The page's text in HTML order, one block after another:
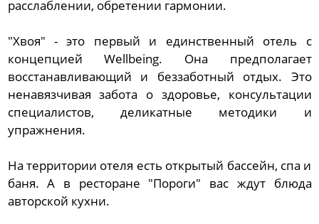
расслаблении, обретении гармонии.
"Хвоя" - это первый и единственный отель с
концепцией Wellbeing. Она предполагает
восстанавливающий и беззаботный отдых. Это
ненавязчивая забота о здоровье, консультации
специалистов, деликатные методики и
упражнения.
На территории отеля есть открытый бассейн, спа и
баня. А в ресторане "Пороги" вас ждут блюда
авторской кухни.